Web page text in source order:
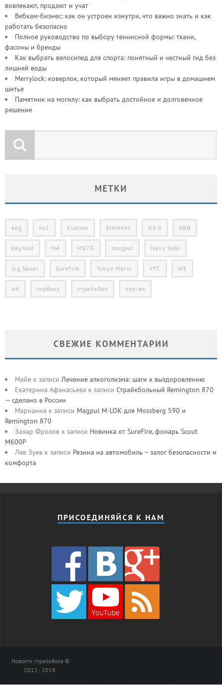
вовлекают, продают и учат
Вебкам-бизнес: как он устроен изнутри, что важно знать и как
работать безопасно
Полное руководство по выбору теннисной формы: ткани,
фасоны и бренды
Как выбрать велосипед для спорта: понятный и честный гид без
лишней воды
Merrylock: коверлок, который меняет правила игры в домашнем
шитье
Памятник на могилу: как выбрать достойное и долговечное
решение
МЕТКИ
aeg co2 Custom Element G&G GBB
KeyMod M4 M870 magpul Navy Seal
Sig Sauer Surefire Tokyo Marui VFC WE
АК гирбокс страйкбол хоп-ап
СВЕЖИЕ КОММЕНТАРИИ
Майя к записи Лечение алкоголизма: шаги к выздоровлению
Екатерина Афанасьева к записи Страйкбольный Remington 870
— сделано в России
Марианна к записи Magpul M-LOK для Mossberg 590 и
Remington 870
Захар Фролов к записи Новинка от SureFire, фонарь Scout
M600P
Лев Зуев к записи Резина на автомобиль – залог безопасности и
комфорта
ПРИСОЕДИНЯЙСЯ К НАМ
Новости страйкбола ©
2012 - 2019.